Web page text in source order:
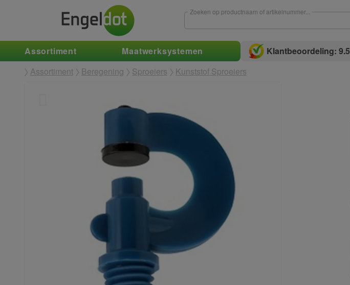
Zoeken op productnaam of artikelnummer...
Assortiment Maatwerksystemen Klantbeoordeling: 9.5
Assortiment
Beregening Sproeiers Kunststof Sproeiers